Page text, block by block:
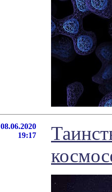
08.06.2020
19:17